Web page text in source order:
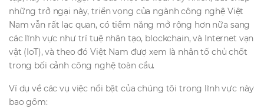
những trở ngại này, triển vọng của ngành công nghệ Việt
Nam vẫn rất lạc quan, có tiềm năng mở rộng hơn nữa sang
các lĩnh vực như trí tuệ nhân tạo, blockchain, và Internet vạn
vật (IoT), và theo đó Việt Nam đượ xem là nhân tố chủ chốt
trong bối cảnh công nghệ toàn cầu.
Ví dụ về các vụ việc nổi bật của chúng tôi trong lĩnh vực này
bao gồm: